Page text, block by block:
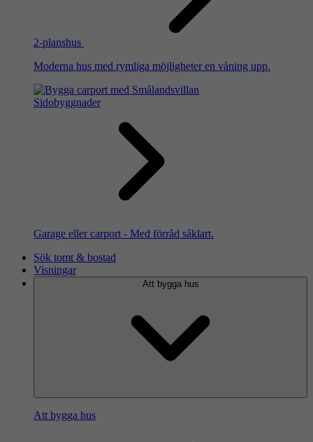
2-planshus
Moderna hus med rymliga möjligheter en våning upp.
Sidobyggnader
Garage eller carport - Med förråd såklart.
Sök tomt & bostad
Visningar
Att bygga hus
Att bygga hus